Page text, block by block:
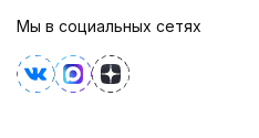
Мы в социальных сетях